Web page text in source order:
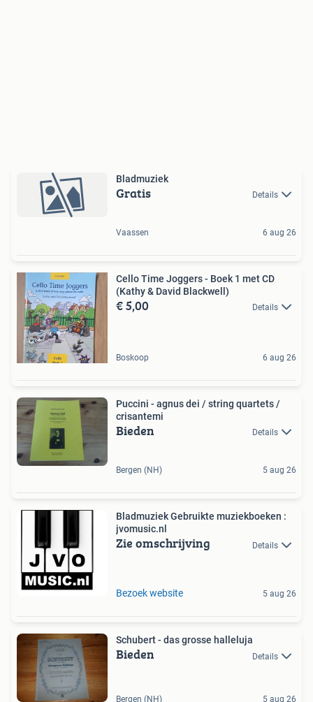
Bladmuziek
Gratis Details
Vaassen 6 aug 26
Cello Time Joggers - Boek 1 met CD
(Kathy & David Blackwell)
€ 5,00 Details
Boskoop 6 aug 26
Puccini - agnus dei / string quartets /
crisantemi
Bieden Details
Bergen (NH) 5 aug 26
Bladmuziek Gebruikte muziekboeken :
jvomusic.nl
Zie omschrijving Details
Bezoek website 5 aug 26
Schubert - das grosse halleluja
Bieden Details
Bergen (NH) 5 aug 26